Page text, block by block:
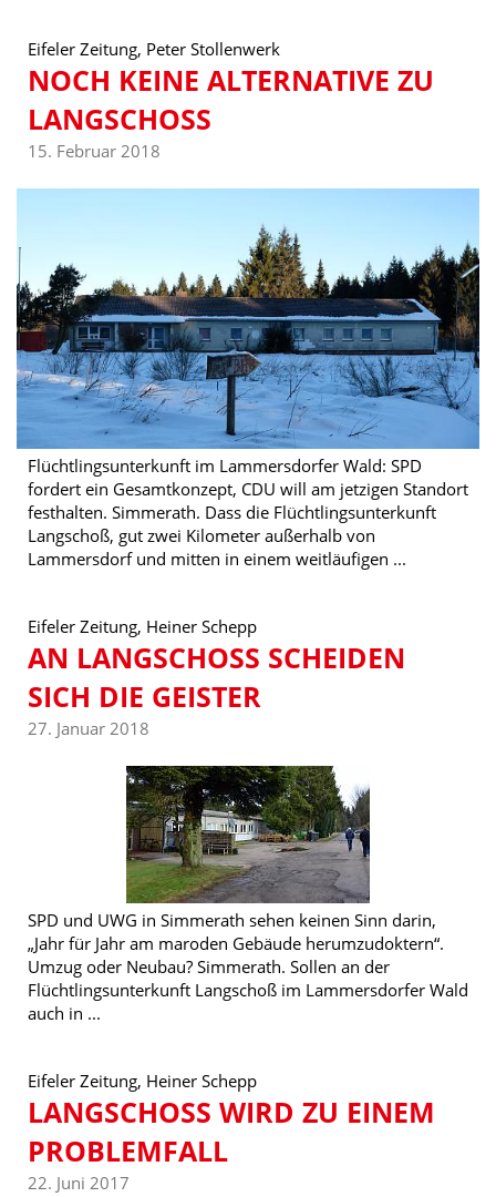
Eifeler Zeitung, Peter Stollenwerk
NOCH KEINE ALTERNATIVE ZU
LANGSCHOSS
15. Februar 2018
Flüchtlingsunterkunft im Lammersdorfer Wald: SPD
fordert ein Gesamtkonzept, CDU will am jetzigen Standort
festhalten. Simmerath. Dass die Flüchtlingsunterkunft
Langschoß, gut zwei Kilometer außerhalb von
Lammersdorf und mitten in einem weitläufigen ...
Eifeler Zeitung, Heiner Schepp
AN LANGSCHOSS SCHEIDEN S
ICH DIE GEISTER
27. Januar 2018
SPD und UWG in Simmerath sehen keinen Sinn darin,
„Jahr für Jahr am maroden Gebäude herumzudoktern“.
Umzug oder Neubau? Simmerath. Sollen an der
Flüchtlingsunterkunft Langschoß im Lammersdorfer Wald
auch in ...
Eifeler Zeitung, Heiner Schepp
LANGSCHOSS WIRD ZU EINEM P
ROBLEMFALL
22. Juni 2017